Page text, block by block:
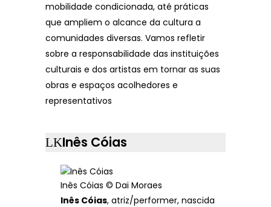
mobilidade condicionada, até práticas
que ampliem o alcance da cultura a
comunidades diversas. Vamos refletir
sobre a responsabilidade das instituições
culturais e dos artistas em tornar as suas
obras e espaços acolhedores e
representativos
Inês Cóias
Inês Cóias © Dai Moraes
Inês Cóias, atriz/performer, nascida